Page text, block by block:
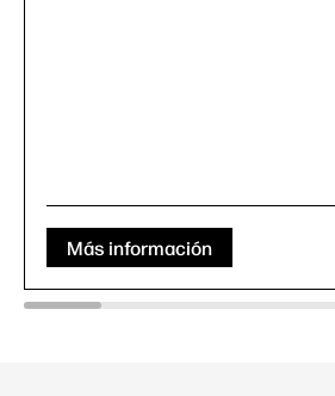
Más información